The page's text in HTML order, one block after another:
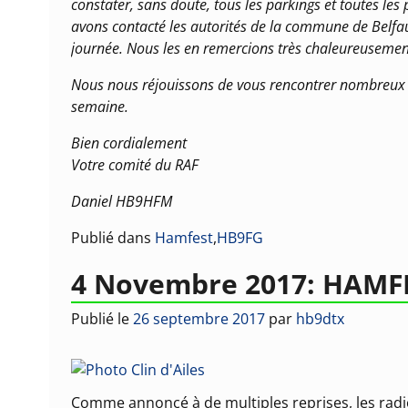
constater, sans doute, tous les parkings et toutes
avons contacté les autorités de la commune de
journée. Nous les en remercions très
Nous nous réjouissons de vous rencontrer
semaine.
Bien cordialement
Votre comité du RAF
Daniel HB9HFM
Publié dans Hamfest,HB9FG
4 Novembre 2017:
Publié le26 septembre 2017 par hb9dtx
Comme annoncé à de multiples reprises, les